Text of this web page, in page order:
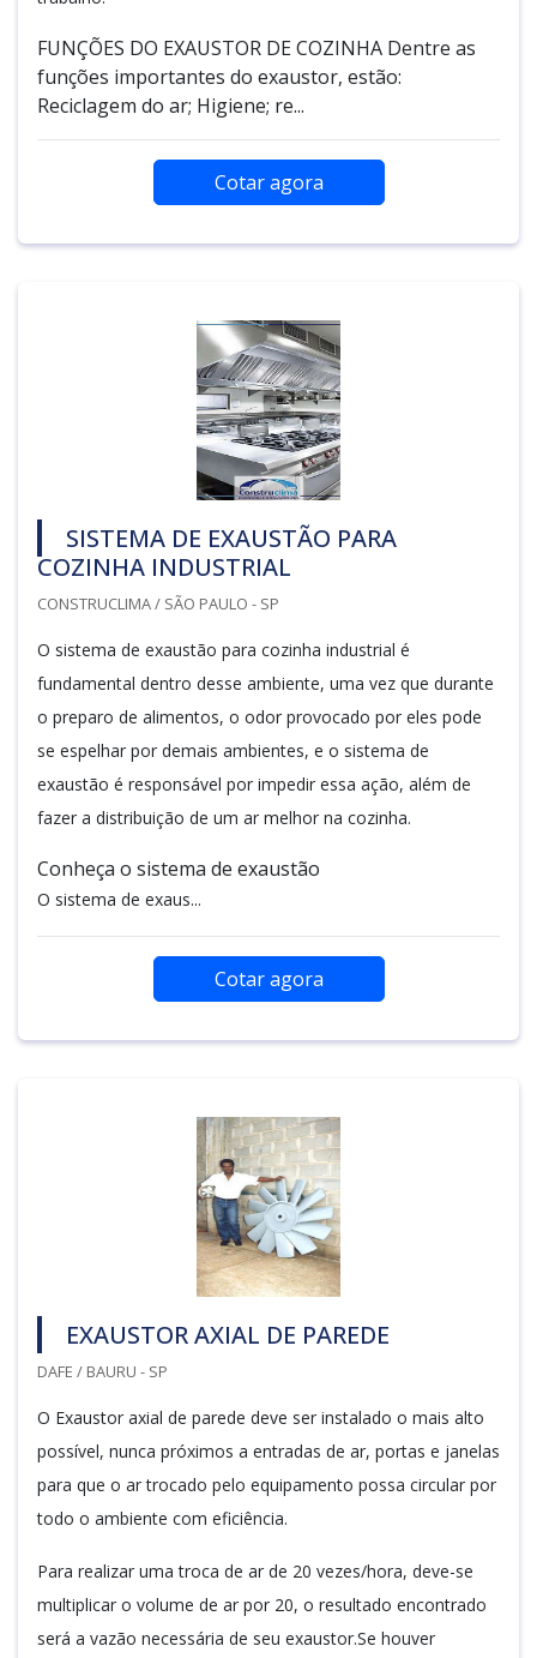
FUNÇÕES DO EXAUSTOR DE COZINHA Dentre as
funções importantes do exaustor, estão:
Reciclagem do ar; Higiene; re...
Cotar agora
SISTEMA DE EXAUSTÃO PARA
COZINHA INDUSTRIAL
CONSTRUCLIMA / SÃO PAULO - SP
O sistema de exaustão para cozinha industrial é
fundamental dentro desse ambiente, uma vez que durante
o preparo de alimentos, o odor provocado por eles pode
se espelhar por demais ambientes, e o sistema de
exaustão é responsável por impedir essa ação, além de
fazer a distribuição de um ar melhor na cozinha.
Conheça o sistema de exaustão
O sistema de exaus...
Cotar agora
EXAUSTOR AXIAL DE PAREDE
DAFE / BAURU - SP
O Exaustor axial de parede deve ser instalado o mais alto
possível, nunca próximos a entradas de ar, portas e janelas
para que o ar trocado pelo equipamento possa circular por
todo o ambiente com eficiência.
Para realizar uma troca de ar de 20 vezes/hora, deve-se
multiplicar o volume de ar por 20, o resultado encontrado
será a vazão necessária de seu exaustor.Se houver